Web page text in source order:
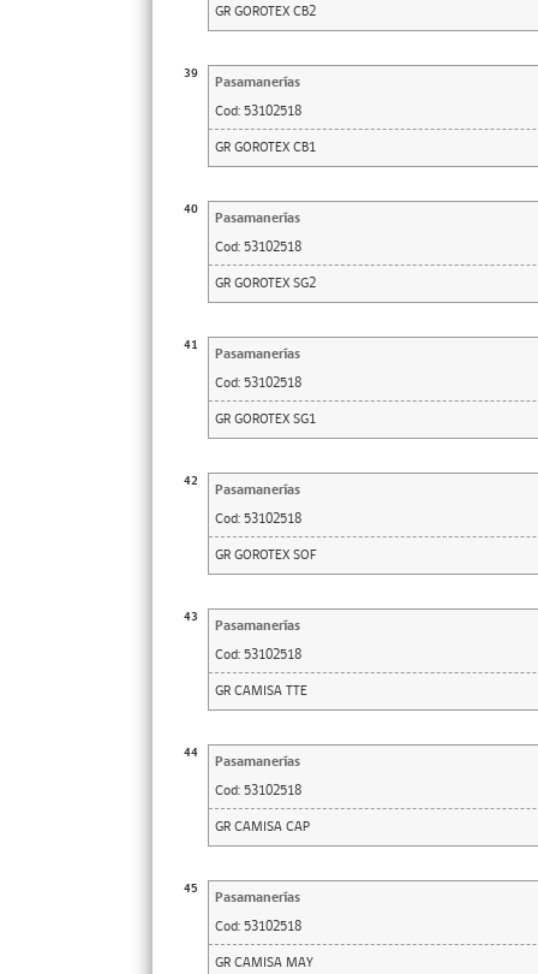
GR GOROTEX CB2
39
Pasamanerías
Cod: 53102518
GR GOROTEX CB1
40
Pasamanerías
Cod: 53102518
GR GOROTEX SG2
41
Pasamanerías
Cod: 53102518
GR GOROTEX SG1
42
Pasamanerías
Cod: 53102518
GR GOROTEX SOF
43
Pasamanerías
Cod: 53102518
GR CAMISA TTE
44
Pasamanerías
Cod: 53102518
GR CAMISA CAP
45
Pasamanerías
Cod: 53102518
GR CAMISA MAY